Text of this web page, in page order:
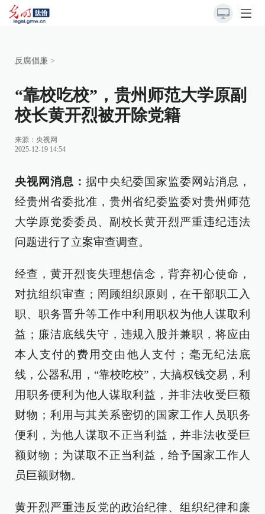
反腐倡廉 >
“靠校吃校”，贵州师范大学原副
校长黄开烈被开除党籍
来源： 央视网
2025-12-19 14:54
央视网消息： 据中央纪委国家监委网站消息，
经贵州省委批准，贵州省纪委监委对贵州师范
大学原党委委员、副校长黄开烈严重违纪违法
问题进行了立案审查调查。
经查，黄开烈丧失理想信念，背弃初心使命，
对抗组织审查；罔顾组织原则，在干部职工入
职、职务晋升等工作中利用职权为他人谋取利
益；廉洁底线失守，违规入股并兼职，将应由
本人支付的费用交由他人支付；毫无纪法底
线，公器私用，“靠校吃校”，大搞权钱交易，利
用职务便利为他人谋取利益，并非法收受巨额
财物；利用与其关系密切的国家工作人员职务
便利，为他人谋取不正当利益，并非法收受巨
额财物；为谋取不正当利益，给予国家工作人
员巨额财物。
黄开烈严重违反党的政治纪律、组织纪律和廉